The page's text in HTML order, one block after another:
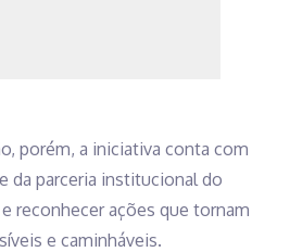
porém, a iniciativa conta com
e da parceria institucional do
e reconhecer ações que tornam
e caminháveis.